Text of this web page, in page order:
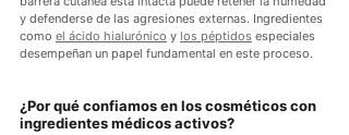
y defenderse de las agresiones externas. Ingredientes
como el ácido hialurónico y los péptidos especiales
desempeñan un papel fundamental en este proceso.
¿Por qué confiamos en los cosméticos con
ingredientes médicos activos?